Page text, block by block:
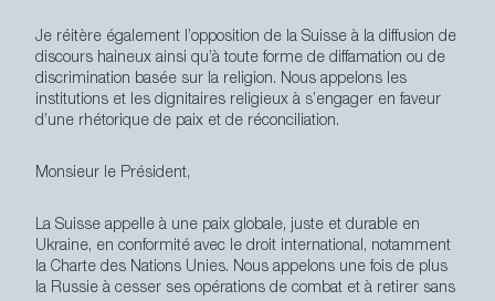
Je réitère également l’opposition de la Suisse à la diffusion de
discours haineux ainsi qu’à toute forme de diffamation ou de
discrimination basée sur la religion. Nous appelons les
institutions et les dignitaires religieux à s’engager en faveur
d’une rhétorique de paix et de réconciliation.
Monsieur le Président,
La Suisse appelle à une paix globale, juste et durable en
Ukraine, en conformité avec le droit international, notamment
la Charte des Nations Unies. Nous appelons une fois de plus
la Russie à cesser ses opérations de combat et à retirer sans